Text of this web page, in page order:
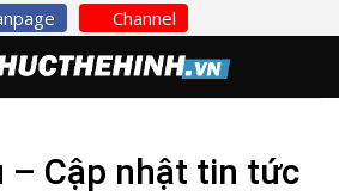
Channel
– Cập nhật tin tức